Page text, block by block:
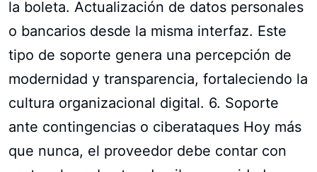
la boleta. Actualización de datos personales
o bancarios desde la misma interfaz. Este
tipo de soporte genera una percepción de
modernidad y transparencia, fortaleciendo la
cultura organizacional digital. 6. Soporte
ante contingencias o ciberataques Hoy más
que nunca, el proveedor debe contar con